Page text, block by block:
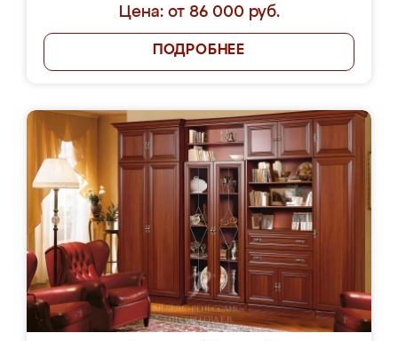
Цена: от 86 000 руб.
ПОДРОБНЕЕ